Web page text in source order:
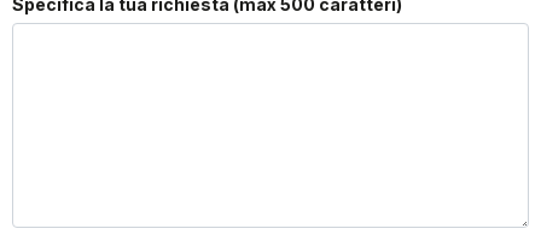
Specifica la tua richiesta (max 500 caratteri)